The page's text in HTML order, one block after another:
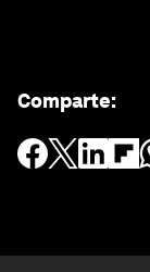
Comparte: